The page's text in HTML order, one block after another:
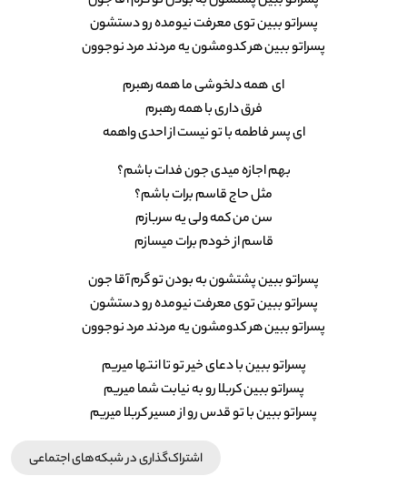
پسراتو ببین توی معرفت نیومده رو دستشون
پسراتو ببین هر کدومشون یه مردند مرد نوجوون
ای همه دلخوشی ما همه رهبرم
فرق داری با همه رهبرم
ای پسر فاطمه با تو نیست از احدی واهمه
بهم اجازه میدی جون فدات باشم؟
مثل حاج قاسم برات باشم؟
سن من کمه ولی یه سربازم
قاسم از خودم برات میسازم
پسراتو ببین پشتشون به بودن تو گرم آقا جون
پسراتو ببین توی معرفت نیومده رو دستشون
پسراتو ببین هر کدومشون یه مردند مرد نوجوون
پسراتو ببین با دعای خیر تو تا انتها میریم
پسراتو ببین کربلا رو به نیابت شما میریم
پسراتو ببین با تو قدس رو از مسیر کربلا میریم
اشتراک‌گذاری در شبکه‎‌های اجتماعی